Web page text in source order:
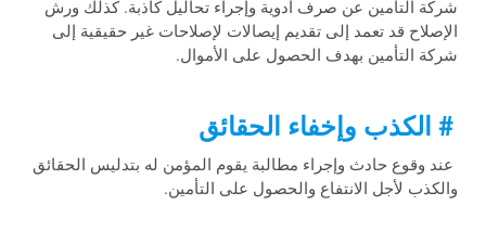
شركة التأمين عن صرف أدوية وإجراء تحاليل كاذبة. كذلك ورش
الإصلاح قد تعمد إلى تقديم إيصالات لإصلاحات غير حقيقية إلى
شركة التأمين بهدف الحصول على الأموال.
# الكذب وإخفاء الحقائق
عند وقوع حادث وإجراء مطالبة يقوم المؤمن له بتدليس الحقائق
والكذب لأجل الانتفاع والحصول على التأمين.